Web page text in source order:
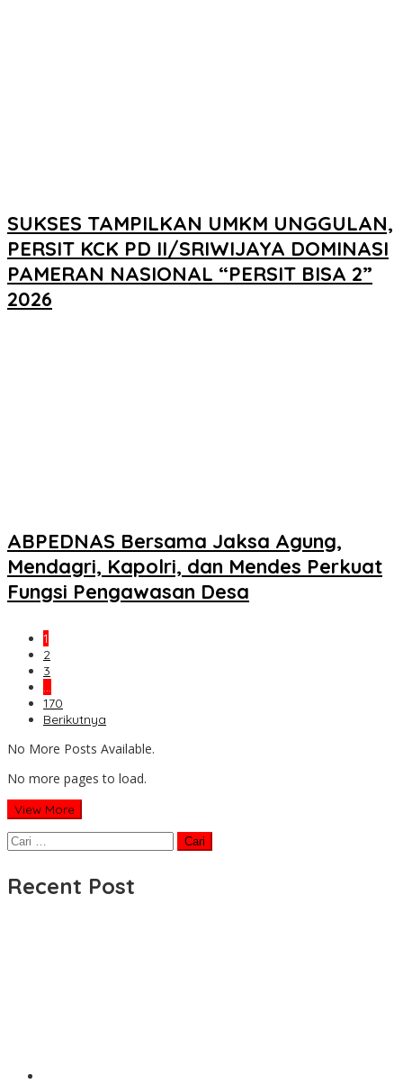
SUKSES TAMPILKAN UMKM UNGGULAN,
PERSIT KCK PD II/SRIWIJAYA DOMINASI
PAMERAN NASIONAL “PERSIT BISA 2”
2026
ABPEDNAS Bersama Jaksa Agung,
Mendagri, Kapolri, dan Mendes Perkuat
Fungsi Pengawasan Desa
1
2
3
…
170
Berikutnya
No More Posts Available.
No more pages to load.
View More
Cari
untuk:
Recent Post